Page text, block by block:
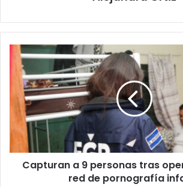
Capturan
personas
tras
operativo
contra
red
de
pornografía
Capturan a 9 personas tras
red de pornografía